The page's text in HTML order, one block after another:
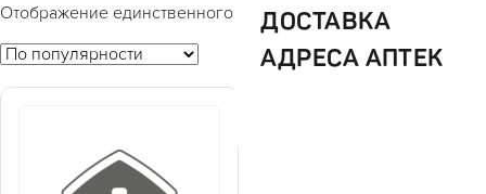
ДОСТАВКА
АДРЕСА АПТЕК
Отображение единственного товара